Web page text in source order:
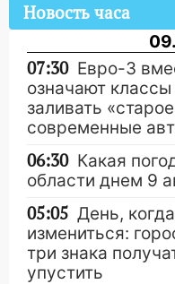
Новость часа
07:30 Евро-3
означают
заливать
современные
06:30 Какая
области днем 9
05:05 День,
измениться:
три знака
упустить